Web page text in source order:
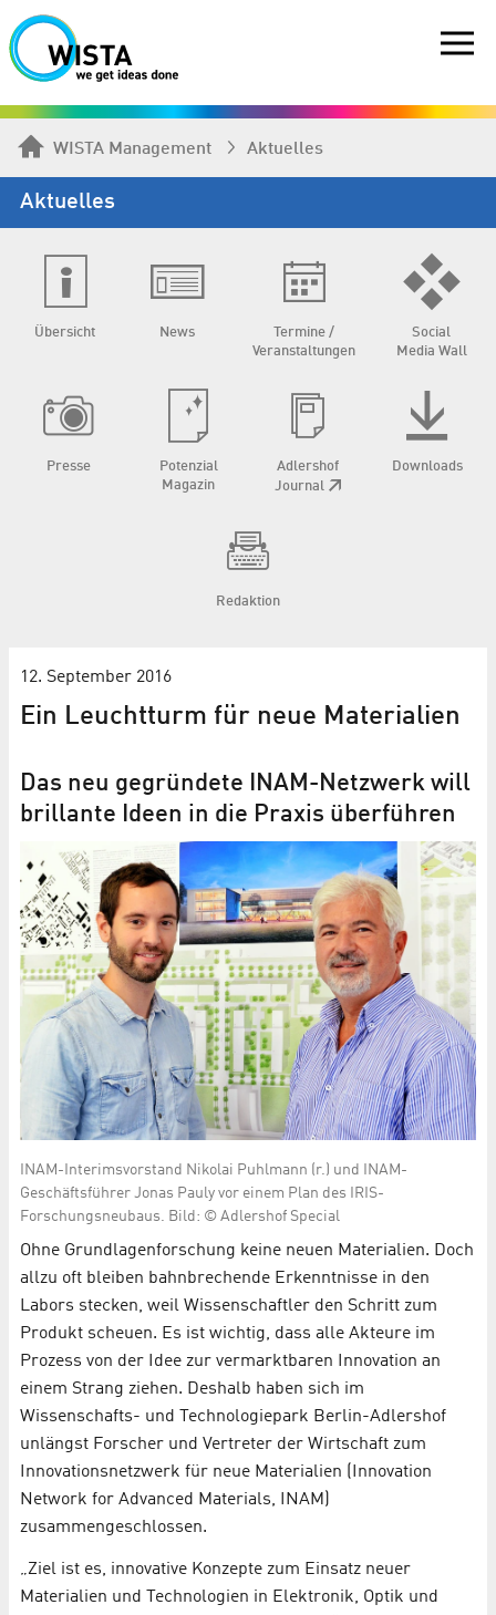
WISTA Management Aktuelles
Aktuelles
Übersicht News
Termine /
Veranstaltungen
Social
Media Wall
Presse
Potenzial
Magazin
Adlershof
Journal
Downloads
Redaktion
12. September 2016
Ein Leuchtturm für neue Materialien
Das neu gegründete INAM-Netzwerk will
brillante Ideen in die Praxis überführen
INAM-Interimsvorstand Nikolai Puhlmann (r.) und INAM-
Geschäftsführer Jonas Pauly vor einem Plan des IRIS-
Forschungsneubaus. Bild: © Adlershof Special
Ohne Grundlagenforschung keine neuen Materialien. Doch
allzu oft bleiben bahnbrechende Erkenntnisse in den
Labors stecken, weil Wissenschaftler den Schritt zum
Produkt scheuen. Es ist wichtig, dass alle Akteure im
Prozess von der Idee zur vermarktbaren Innovation an
einem Strang ziehen. Deshalb haben sich im
Wissenschafts- und Technologiepark Berlin-Adlershof
unlängst Forscher und Vertreter der Wirtschaft zum
Innovationsnetzwerk für neue Materialien (Innovation
Network for Advanced Materials, INAM)
zusammengeschlossen.
„Ziel ist es, innovative Konzepte zum Einsatz neuer
Materialien und Technologien in Elektronik, Optik und